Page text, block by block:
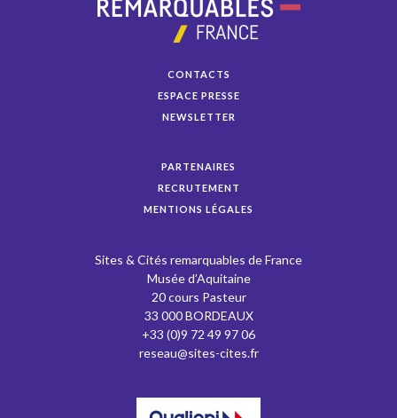
CONTACTS
ESPACE PRESSE
NEWSLETTER
PARTENAIRES
RECRUTEMENT
MENTIONS LÉGALES
Sites & Cités remarquables de France
Musée d’Aquitaine
20 cours Pasteur
33 000 BORDEAUX
+33 (0)9 72 49 97 06
reseau@sites-cites.fr